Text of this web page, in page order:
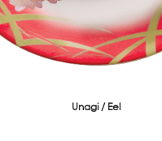
Unagi / Eel